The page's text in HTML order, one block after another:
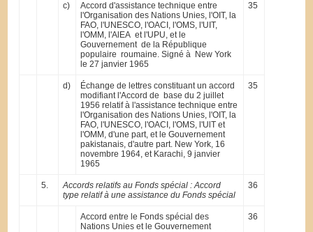
c)
Accord d'assistance technique entre
l'Organisation des Nations Unies, l'OIT, la
FAO, l'UNESCO, l'OACI, l'OMS, l'UIT,
l'OMM, l'AlEA et l'UPU, et le
Gouvernement de la République
populaire roumaine. Signé à New York
le 27 janvier 1965
35
d)
Échange de lettres constituant un accord
modifiant l'Accord de base du 2 juillet
1956 relatif à l'assistance technique entre
l'Organisation des Nations Unies, l'OIT, la
FAO, l'UNESCO, l'OACI, l'OMS, l'UlT et
l'OMM, d'une part, et le Gouvernement
pakistanais, d'autre part. New York, 16
novembre 1964, et Karachi, 9 janvier
1965
35
5.
Accords relatifs au Fonds spécial : Accord
type relatif à une assistance du Fonds spécial
36
Accord entre le Fonds spécial des
Nations Unies et le Gouvernement
36